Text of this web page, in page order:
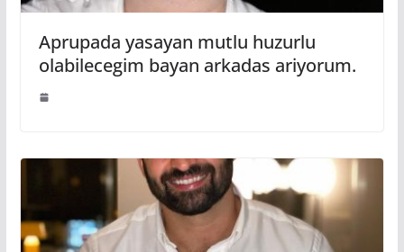
Aprupada yasayan mutlu huzurlu
olabilecegim bayan arkadas ariyorum.